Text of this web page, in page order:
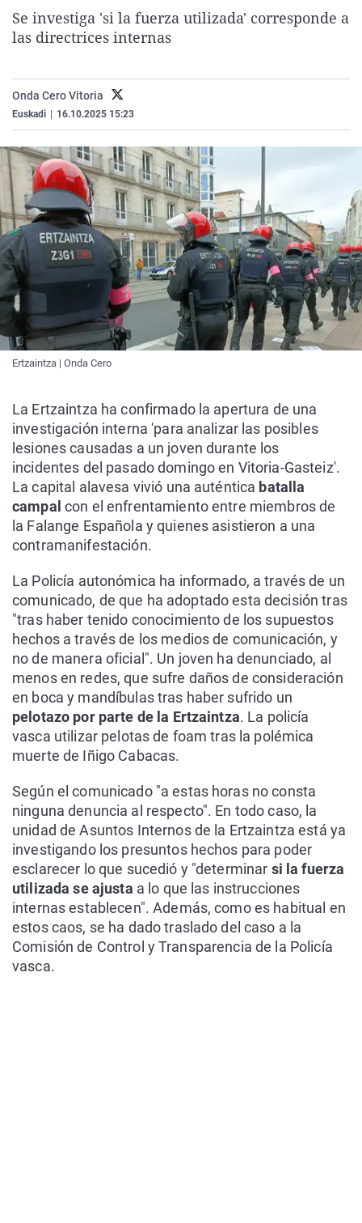
La rosa de los vientos
Caso
Extremadura
País Vasco
Virales
Se investiga 'si la fuerza utilizada' corresponde a
las directrices internas
Onda Cero Vitoria
Euskadi 16.10.2025 15:23
Ertzaintza | Onda Cero
La Ertzaintza ha confirmado la apertura de una
investigación interna 'para analizar las posibles
lesiones causadas a un joven durante los
incidentes del pasado domingo en Vitoria-Gasteiz'.
La capital alavesa vivió una auténtica batalla
campal con el enfrentamiento entre miembros de
la Falange Española y quienes asistieron a una
contramanifestación.
La Policía autonómica ha informado, a través de un
comunicado, de que ha adoptado esta decisión tras
"tras haber tenido conocimiento de los supuestos
hechos a través de los medios de comunicación, y
no de manera oficial". Un joven ha denunciado, al
menos en redes, que sufre daños de consideración
en boca y mandíbulas tras haber sufrido un
pelotazo por parte de la Ertzaintza. La policía
vasca utilizar pelotas de foam tras la polémica
muerte de Iñigo Cabacas.
Según el comunicado "a estas horas no consta
ninguna denuncia al respecto". En todo caso, la
unidad de Asuntos Internos de la Ertzaintza está ya
investigando los presuntos hechos para poder
esclarecer lo que sucedió y "determinar si la fuerza
utilizada se ajusta a lo que las instrucciones
internas establecen". Además, como es habitual en
estos caos, se ha dado traslado del caso a la
Comisión de Control y Transparencia de la Policía
vasca.